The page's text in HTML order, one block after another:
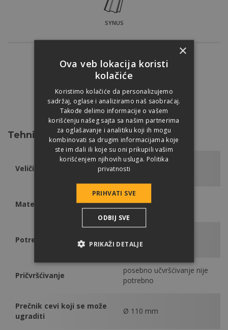
SYNUS
Nijansa:
CRVENA
Tehničke podatke
Veličina 330 x 420 mm
Materijal PVC
Potrebna količina po ventilaciji 1 kom
Pričvršćivanje
posebno učvršćivanje nije
potrebno
Prečnik cevi koji se može
ugraditi
Ø 110 mm
×
Ova veb lokacija koristi
kolačiće
Koristimo kolačiće da personalizujemo
sadržaj, oglase i analiziramo naš saobraćaj.
Takođe delimo informacije o vašem
korišćenju našeg sajta sa našim partnerima
za oglašavanje i analitiku koji ih mogu
kombinovati sa drugim informacijama koje
ste im dali ili koje su oni prikupili vašim
korišćenjem njihovih usluga. Politika
privatnosti
PRIHVATI SVE
ODBIJ SVE
PRIKAŽI DETALJE